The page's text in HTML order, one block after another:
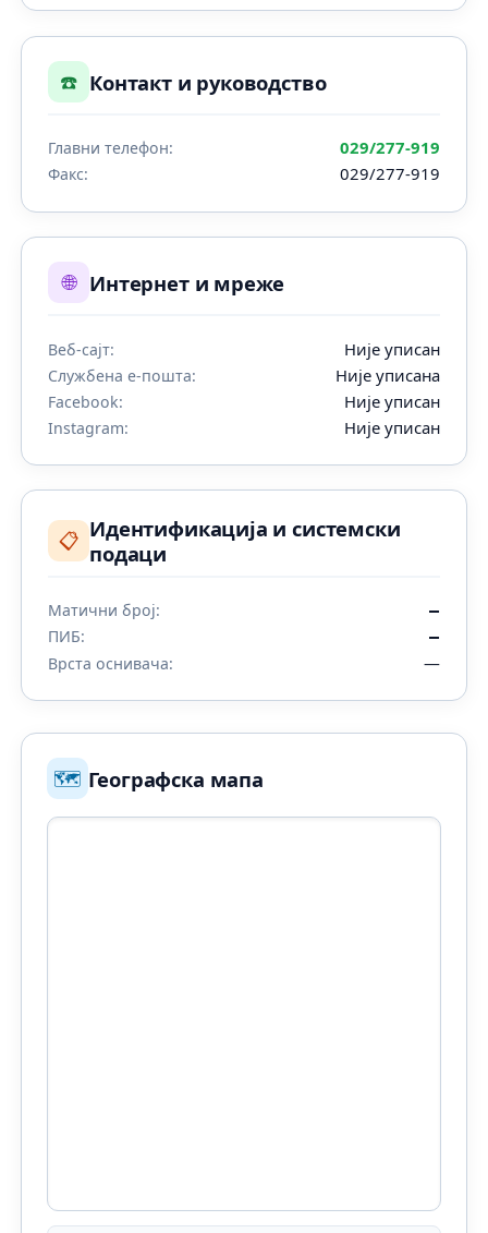
☎️ Контакт и руководство
Главни телефон: 029/277-919
Факс: 029/277-919
🌐 Интернет и мреже
Веб-сајт: Није уписан
Службена е-пошта: Није уписана
Facebook: Није уписан
Instagram: Није уписан
📋 Идентификација и системски
подаци
Матични број: —
ПИБ: —
Врста оснивача: —
🗺️ Географска мапа